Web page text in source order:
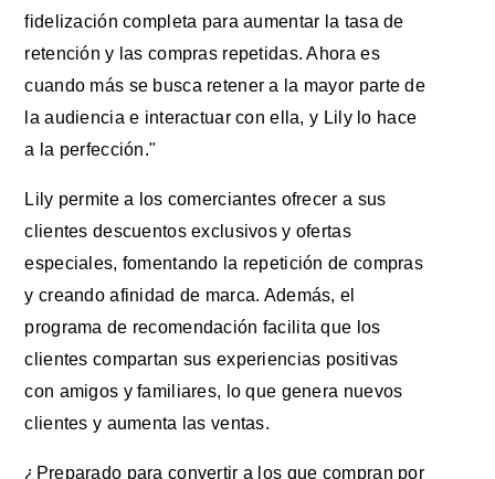
fidelización completa para aumentar la tasa de
retención y las compras repetidas. Ahora es
cuando más se busca retener a la mayor parte de
la audiencia e interactuar con ella, y Lily lo hace
a la perfección."
Lily permite a los comerciantes ofrecer a sus
clientes descuentos exclusivos y ofertas
especiales, fomentando la repetición de compras
y creando afinidad de marca. Además, el
programa de recomendación facilita que los
clientes compartan sus experiencias positivas
con amigos y familiares, lo que genera nuevos
clientes y aumenta las ventas.
¿Preparado para convertir a los que compran por